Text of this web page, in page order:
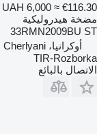
UAH 6,000 ≈ €116.30
مضخة هيدروليكية
33RMN2009BU ST
أوكرانيا، Cherlyani
TIR-Rozborka
الاتصال بالبائع